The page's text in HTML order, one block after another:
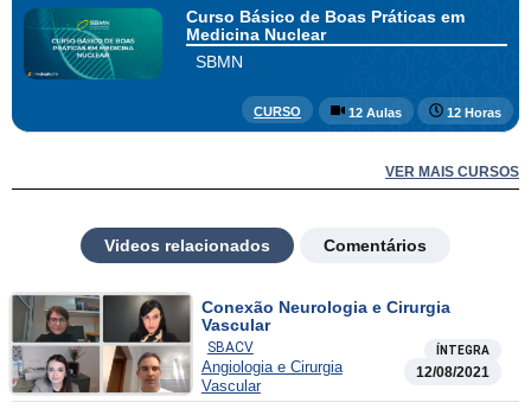
Curso Básico de Boas Práticas em
Medicina Nuclear
SBMN
CURSO 12 Aulas 12 Horas
VER MAIS CURSOS
Videos relacionados Comentários
Conexão Neurologia e Cirurgia
Vascular
SBACV ÍNTEGRA
Angiologia e Cirurgia
Vascular
12/08/2021